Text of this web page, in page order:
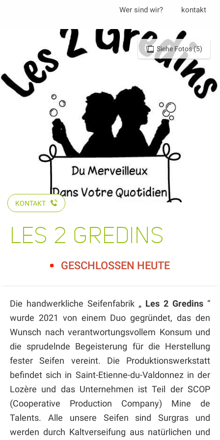
Wer sind wir? kontakt
Siehe Fotos (5)
KONTAKT
LES 2 GREDINS
GESCHLOSSEN HEUTE
Die handwerkliche Seifenfabrik „ Les 2 Gredins “
wurde 2021 von einem Duo gegründet, das den
Wunsch nach verantwortungsvollem Konsum und
die sprudelnde Begeisterung für die Herstellung
fester Seifen vereint. Die Produktionswerkstatt
befindet sich in Saint-Etienne-du-Valdonnez in der
Lozère und das Unternehmen ist Teil der SCOP
(Cooperative Production Company) Mine de
Talents. Alle unsere Seifen sind Surgras und
werden durch Kaltverseifung aus natürlichen und